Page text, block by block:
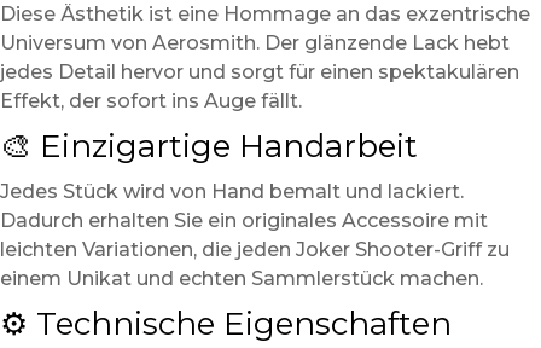
Diese Ästhetik ist eine Hommage an das exzentrische
Universum von Aerosmith. Der glänzende Lack hebt
jedes Detail hervor und sorgt für einen spektakulären
Effekt, der sofort ins Auge fällt.
🎨 Einzigartige Handarbeit
Jedes Stück wird von Hand bemalt und lackiert.
Dadurch erhalten Sie ein originales Accessoire mit
leichten Variationen, die jeden Joker Shooter-Griff zu
einem Unikat und echten Sammlerstück machen.
⚙️ Technische Eigenschaften